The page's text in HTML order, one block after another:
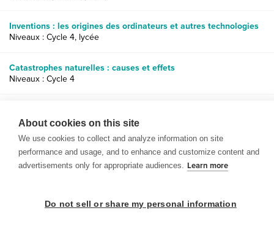
Inventions : les origines des ordinateurs et autres technologies
Niveaux : Cycle 4, lycée
Catastrophes naturelles : causes et effets
Niveaux : Cycle 4
sur l’environnement
About cookies on this site
We use cookies to collect and analyze information on site
performance and usage, and to enhance and customize content and
advertisements only for appropriate audiences. Learn more
Do not sell or share my personal information